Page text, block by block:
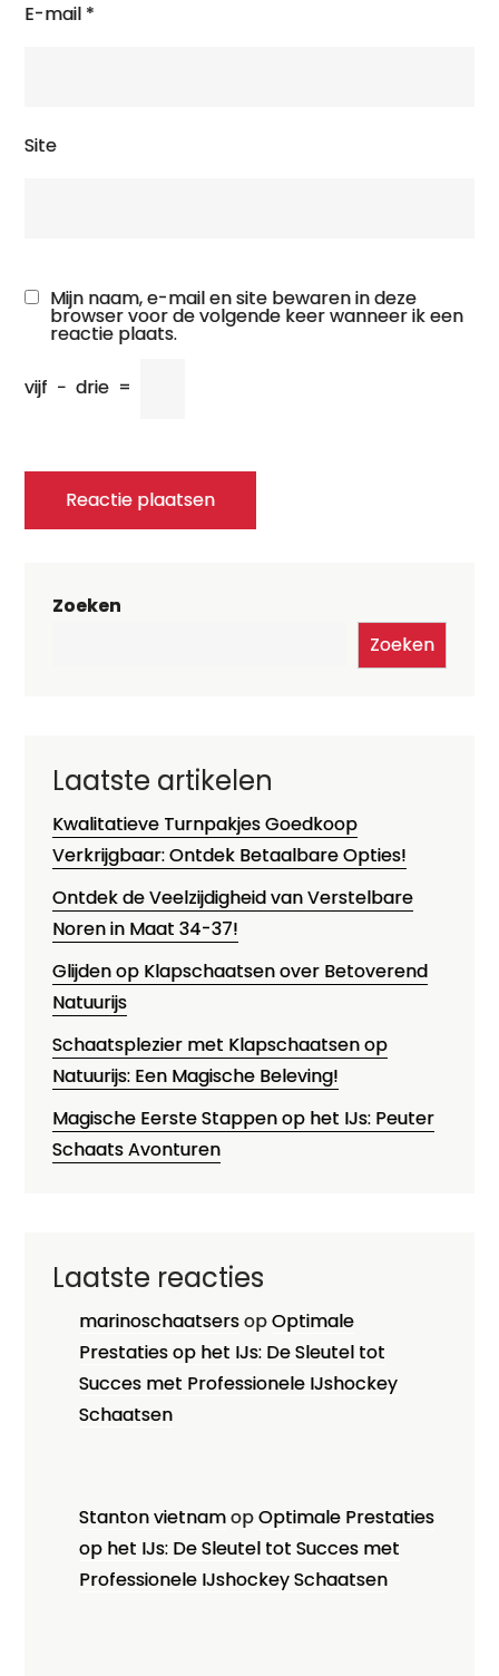
E-mail *
Site
Mijn naam, e-mail en site bewaren in deze
browser voor de volgende keer wanneer ik een
reactie plaats.
vijf − drie =
Zoeken
Zoeken
Laatste artikelen
Kwalitatieve Turnpakjes Goedkoop
Verkrijgbaar: Ontdek Betaalbare Opties!
Ontdek de Veelzijdigheid van Verstelbare
Noren in Maat 34-37!
Glijden op Klapschaatsen over Betoverend
Natuurijs
Schaatsplezier met Klapschaatsen op
Natuurijs: Een Magische Beleving!
Magische Eerste Stappen op het IJs: Peuter
Schaats Avonturen
Laatste reacties
marinoschaatsersopOptimale
Prestaties op het IJs: De Sleutel tot
Succes met Professionele IJshockey
Schaatsen
Stanton vietnamopOptimale Prestaties
op het IJs: De Sleutel tot Succes met
Professionele IJshockey Schaatsen